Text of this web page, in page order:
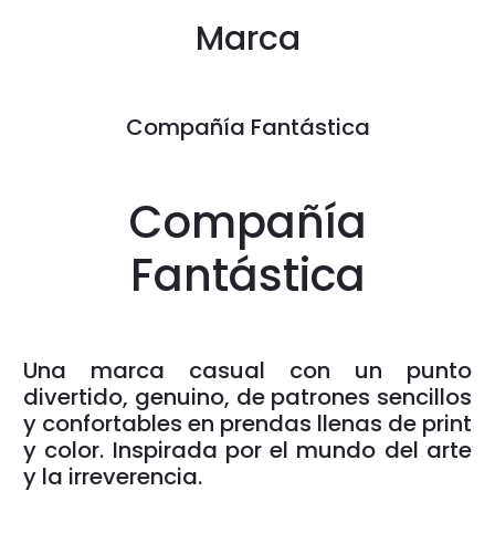
Marca
Compañía Fantástica
Compañía
Fantástica
Una marca casual con un punto
divertido, genuino, de patrones sencillos
y confortables en prendas llenas de print
y color. Inspirada por el mundo del arte
y la irreverencia.